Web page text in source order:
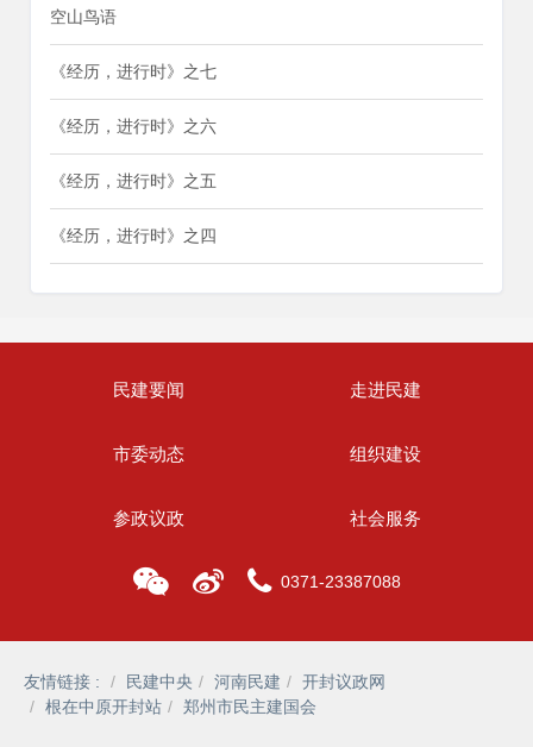
空山鸟语
《经历，进行时》之七
《经历，进行时》之六
《经历，进行时》之五
《经历，进行时》之四
民建要闻 走进民建
市委动态 组织建设
参政议政 社会服务
0371-23387088
友情链接 : 民建中央 河南民建
开封议政网
根在中原开封站
郑州市民主建国会